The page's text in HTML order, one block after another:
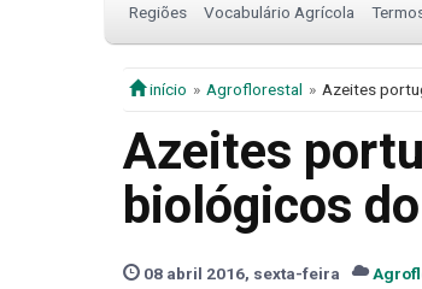
Regiões Vocabulário Agrícola
início Agroflorestal Azeites
Azeites
biológicos
08 abril 2016, sexta-feira